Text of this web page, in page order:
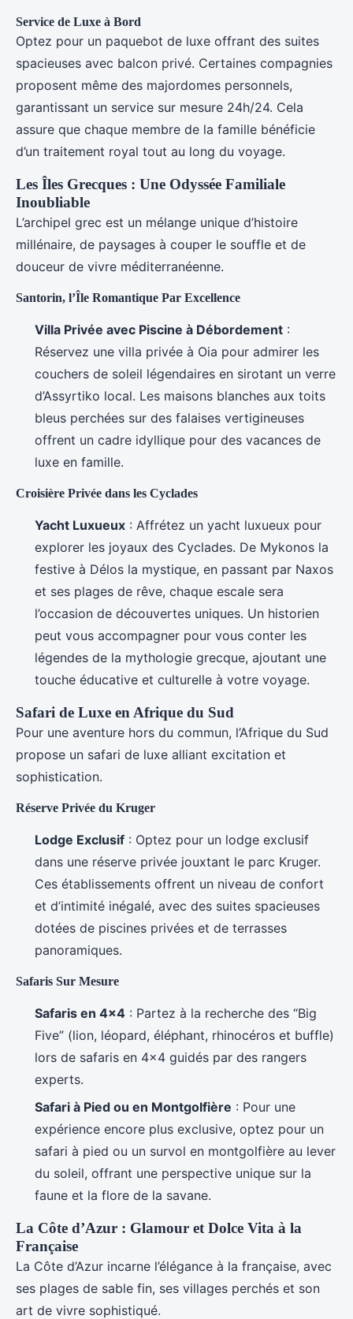
Service de Luxe à Bord
Optez pour un paquebot de luxe offrant des suites
spacieuses avec balcon privé. Certaines compagnies
proposent même des majordomes personnels,
garantissant un service sur mesure 24h/24. Cela
assure que chaque membre de la famille bénéficie
d’un traitement royal tout au long du voyage.
Les Îles Grecques : Une Odyssée Familiale
Inoubliable
L’archipel grec est un mélange unique d’histoire
millénaire, de paysages à couper le souffle et de
douceur de vivre méditerranéenne.
Santorin, l’Île Romantique Par Excellence
Villa Privée avec Piscine à Débordement :
Réservez une villa privée à Oia pour admirer les
couchers de soleil légendaires en sirotant un verre
d’Assyrtiko local. Les maisons blanches aux toits
bleus perchées sur des falaises vertigineuses
offrent un cadre idyllique pour des vacances de
luxe en famille.
Croisière Privée dans les Cyclades
Yacht Luxueux : Affrétez un yacht luxueux pour
explorer les joyaux des Cyclades. De Mykonos la
festive à Délos la mystique, en passant par Naxos
et ses plages de rêve, chaque escale sera
l’occasion de découvertes uniques. Un historien
peut vous accompagner pour vous conter les
légendes de la mythologie grecque, ajoutant une
touche éducative et culturelle à votre voyage.
Safari de Luxe en Afrique du Sud
Pour une aventure hors du commun, l’Afrique du Sud
propose un safari de luxe alliant excitation et
sophistication.
Réserve Privée du Kruger
Lodge Exclusif : Optez pour un lodge exclusif
dans une réserve privée jouxtant le parc Kruger.
Ces établissements offrent un niveau de confort
et d’intimité inégalé, avec des suites spacieuses
dotées de piscines privées et de terrasses
panoramiques.
Safaris Sur Mesure
Safaris en 4×4 : Partez à la recherche des “Big
Five” (lion, léopard, éléphant, rhinocéros et buffle)
lors de safaris en 4×4 guidés par des rangers
experts.
Safari à Pied ou en Montgolfière : Pour une
expérience encore plus exclusive, optez pour un
safari à pied ou un survol en montgolfière au lever
du soleil, offrant une perspective unique sur la
faune et la flore de la savane.
La Côte d’Azur : Glamour et Dolce Vita à la
Française
La Côte d’Azur incarne l’élégance à la française, avec
ses plages de sable fin, ses villages perchés et son
art de vivre sophistiqué.